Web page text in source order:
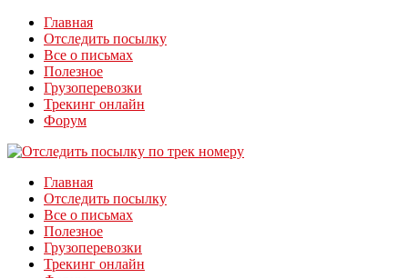
Главная
Отследить посылку
Все о письмах
Полезное
Грузоперевозки
Трекинг онлайн
Форум
Главная
Отследить посылку
Все о письмах
Полезное
Грузоперевозки
Трекинг онлайн